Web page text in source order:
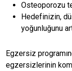
Osteoporozu
Hedefinizin,
yoğunluğunu
Egzersiz
egzersizlerinin